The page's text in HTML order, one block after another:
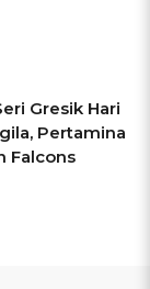
Gresik Hari
Pertamina
Falcons